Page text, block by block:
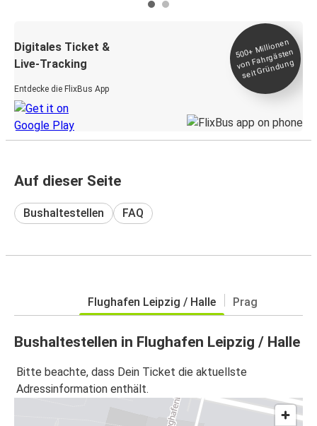
Digitales Ticket &
Live-Tracking
Entdecke die FlixBus App
500+
Millionen
von Fahrgästen
seit
Gründung
Auf dieser Seite
Bushaltestellen FAQ
Flughafen Leipzig / Halle Prag
Bushaltestellen in Flughafen Leipzig / Halle
Bitte beachte, dass Dein Ticket die aktuellste
Adressinformation enthält.